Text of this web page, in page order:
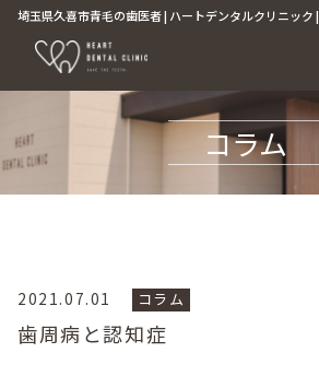
埼玉県久喜市青毛の歯医者 | ハートデンタルクリニック |
コラム
2021.07.01 コラム
歯周病と認知症